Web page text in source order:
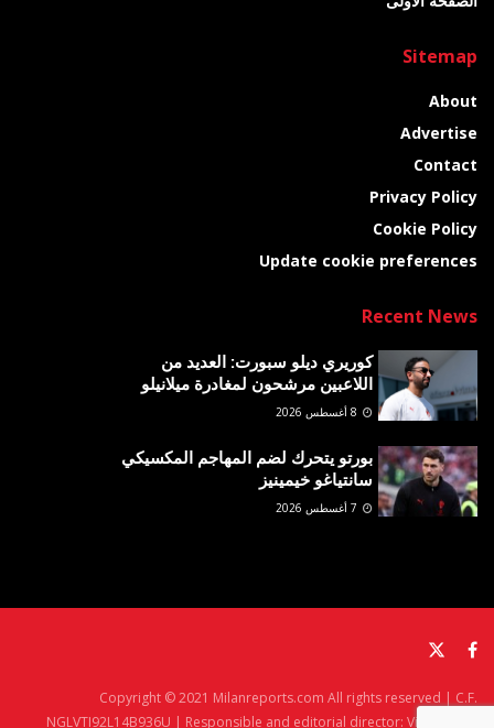
Sitemap
About
Advertise
Contact
Privacy Policy
Cookie Policy
Update cookie preferences
Recent News
كوريري ديلو سبورت: العديد من
اللاعبين مرشحون لمغادرة ميلانيلو
بورتو يتحرك لضم المهاجم المكسيكي
سانتياغو خيمينيز
Copyright © 2021 Milanreports.com All rights reserved | C.F.
NGLVTI92L14B936U | Responsible and editorial director: Vito Angelè